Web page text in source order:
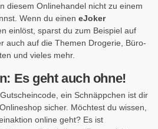
diesem Onlinehandel nicht zu einem
Wenn du einen eJoker
einlöst, sparst du zum Beispiel auf
auch auf die Themen Drogerie, Büro-
und vieles mehr.
Es geht auch ohne!
ein Schnäppchen ist dir
sicher. Möchtest du wissen,
online geht? Es ist